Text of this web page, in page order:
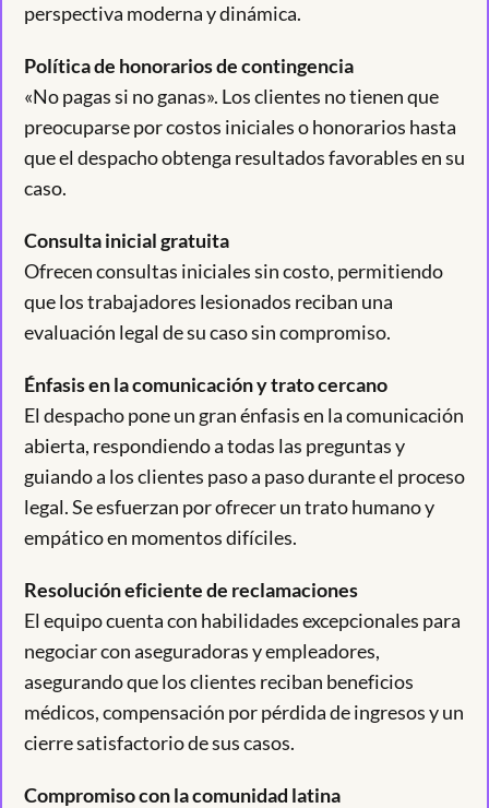
perspectiva moderna y dinámica.
Política de honorarios de contingencia
«No pagas si no ganas». Los clientes no tienen que
preocuparse por costos iniciales o honorarios hasta
que el despacho obtenga resultados favorables en su
caso.
Consulta inicial gratuita
Ofrecen consultas iniciales sin costo, permitiendo
que los trabajadores lesionados reciban una
evaluación legal de su caso sin compromiso.
Énfasis en la comunicación y trato cercano
El despacho pone un gran énfasis en la comunicación
abierta, respondiendo a todas las preguntas y
guiando a los clientes paso a paso durante el proceso
legal. Se esfuerzan por ofrecer un trato humano y
empático en momentos difíciles.
Resolución eficiente de reclamaciones
El equipo cuenta con habilidades excepcionales para
negociar con aseguradoras y empleadores,
asegurando que los clientes reciban beneficios
médicos, compensación por pérdida de ingresos y un
cierre satisfactorio de sus casos.
Compromiso con la comunidad latina